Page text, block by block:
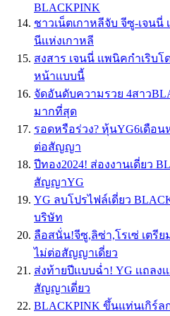
BLACKPINK
ชาวเน็ตเกาหลีจับ จีซู-เจน
นีเเห่งเกาหลี
สงสาร เจนนี่ เเพนิคกำเริ
หน้าเเบบนี้
จัดอันดับความรวย 4สาว
มากที่สุด
รอดหรือร่วง? หุ้นYG6เดือน
ต่อสัญญา
ปีทอง2024! ส่องงานเดี่ยว
สัญญาYG
YG ลบโปรไฟล์เดี่ยว
บริษัท
ลือสนั่น!จีซู,ลิซ่า,โรเซ่ เตรี
ไม่ต่อสัญญาเดี่ยว
ส่งท้ายปีเเบบฉ่ำ! YG เเถลง
สัญญาเดี่ยว
BLACKPINK ขึ้นแท่นเกิร์